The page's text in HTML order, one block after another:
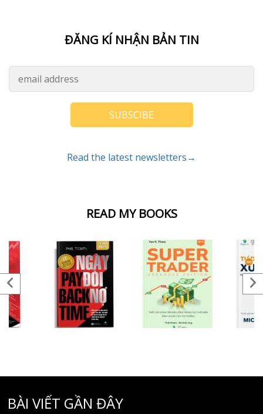
READ MY BOOKS
ĐĂNG KÍ NHẬN BẢN TIN
SUBSCIBE
Read the latest newsletters→
BÀI VIẾT GẦN ĐÂY